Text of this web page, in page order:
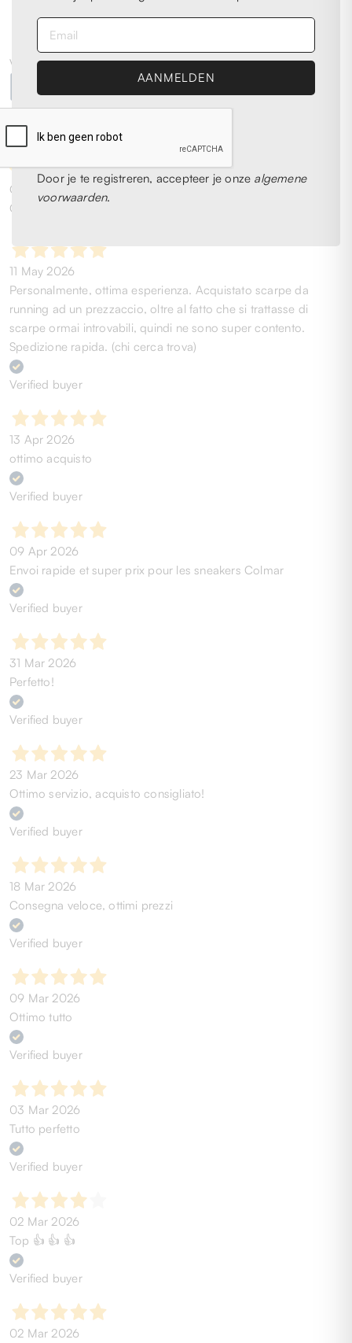
Door je te registreren, accepteer je onze algemene
voorwaarden.
Very Good
4,0/5
2.076
reviews
Our 4 and 5 star reviews.
Click here to read them all >
11 May 2026
Personalmente, ottima esperienza. Acquistato scarpe da
running ad un prezzaccio, oltre al fatto che si trattasse di
scarpe ormai introvabili, quindi ne sono super contento.
Spedizione rapida. (chi cerca trova)
Verified buyer
13 Apr 2026
ottimo acquisto
Verified buyer
09 Apr 2026
Envoi rapide et super prix pour les sneakers Colmar
Verified buyer
31 Mar 2026
Perfetto!
Verified buyer
23 Mar 2026
Ottimo servizio, acquisto consigliato!
Verified buyer
18 Mar 2026
Consegna veloce, ottimi prezzi
Verified buyer
09 Mar 2026
Ottimo tutto
Verified buyer
03 Mar 2026
Tutto perfetto
Verified buyer
02 Mar 2026
Top 👍 👍 👍
Verified buyer
02 Mar 2026